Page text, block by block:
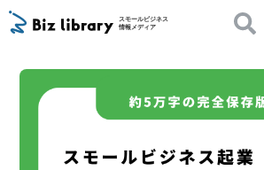
スモールビジネス
情報メディア